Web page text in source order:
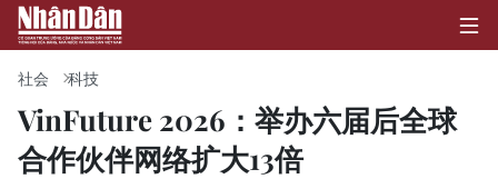
首页
社会 科技
VinFuture 2026：举办六届后全球
合作伙伴网络扩大13倍